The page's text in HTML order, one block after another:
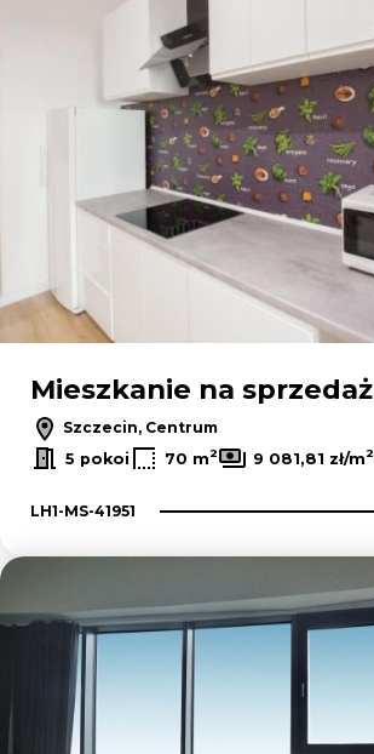
Mieszkanie na sprzedaż
Szczecin, Centrum
5 pokoi
70 m2 9 081,81 zł/m2
LH1-MS-41951